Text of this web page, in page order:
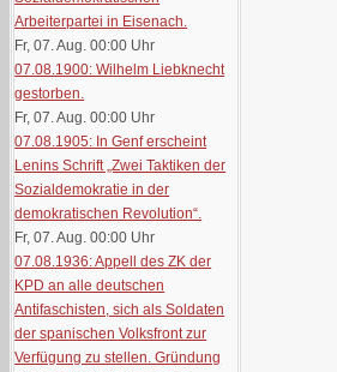
Arbeiterpartei in Eisenach.
Fr, 07. Aug. 00:00 Uhr
07.08.1900: Wilhelm Liebknecht
gestorben.
Fr, 07. Aug. 00:00 Uhr
07.08.1905: In Genf erscheint
Lenins Schrift „Zwei Taktiken der
Sozialdemokratie in der
demokratischen Revolution“.
Fr, 07. Aug. 00:00 Uhr
07.08.1936: Appell des ZK der
KPD an alle deutschen
Antifaschisten, sich als Soldaten
der spanischen Volksfront zur
Verfügung zu stellen. Gründung